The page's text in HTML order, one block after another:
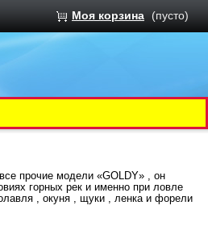
Моя корзина (пусто)
прочие модели «GOLDY» , он
горных рек и именно при ловле
, окуня , щуки , ленка и форели